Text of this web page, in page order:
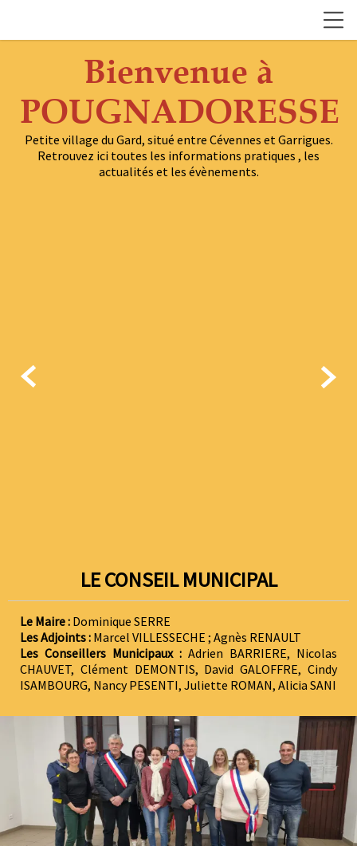
Bienvenue à
POUGNADORESSE
Petite village du Gard, situé entre Cévennes et Garrigues.
Retrouvez ici toutes les informations pratiques , les
actualités et les évènements.
 
LE CONSEIL MUNICIPAL
Le Maire : Dominique SERRE
Les Adjoints : Marcel VILLESSECHE ; Agnès RENAULT
Les Conseillers Municipaux : Adrien BARRIERE, Nicolas
CHAUVET, Clément DEMONTIS, David GALOFFRE, Cindy
ISAMBOURG, Nancy PESENTI, Juliette ROMAN, Alicia SANI